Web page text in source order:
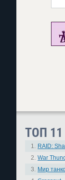
ТОП
1. RAID:
2. War
3. Мир